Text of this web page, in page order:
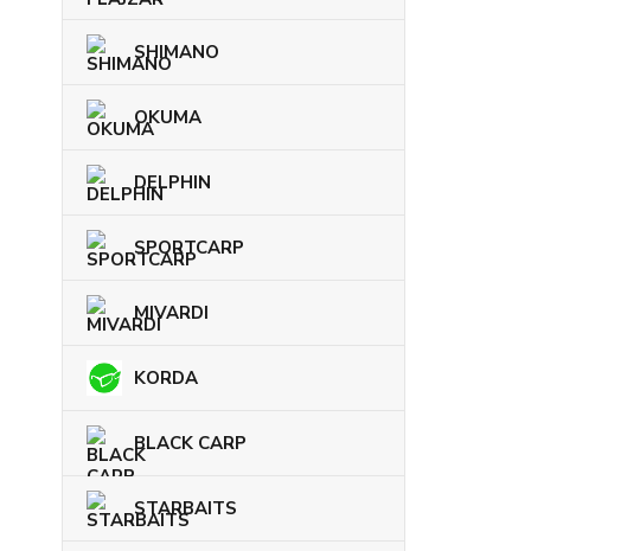
SHIMANO
OKUMA
DELPHIN
SPORTCARP
MIVARDI
KORDA
BLACK CARP
STARBAITS